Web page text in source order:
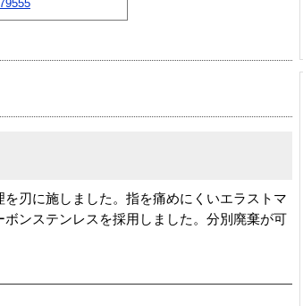
刃に施しました。指を痛めにくいエラストマ
ンステンレスを採用しました。分別廃棄が可